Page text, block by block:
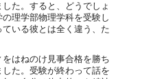
た。すると、どうでしょ
理学部物理学科を受験し
いる彼とは全く違う、た
はねのけ見事合格を勝ち
た。受験が終わって話を